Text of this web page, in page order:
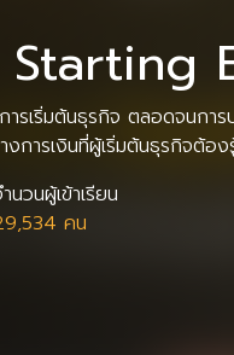
รเริ่มต้นธุรกิจ ตลอดจนการป
การเงินที่ผู้เริ่มต้นธุรกิจต้อง
นวนผู้เข้าเรียน
คน